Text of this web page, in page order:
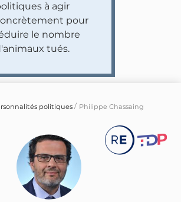
à agir
pour
le nombre
tués.
politiques Philippe Chassaing